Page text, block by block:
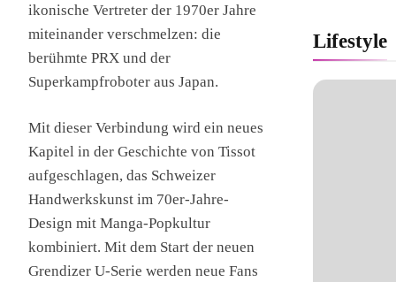
ikonische Vertreter der 1970er Jahre
miteinander verschmelzen: die
berühmte PRX und der
Superkampfroboter aus Japan.
Mit dieser Verbindung wird ein neues
Kapitel in der Geschichte von Tissot
aufgeschlagen, das Schweizer
Handwerkskunst im 70er-Jahre-
Design mit Manga-Popkultur
kombiniert. Mit dem Start der neuen
Grendizer U-Serie werden neue Fans
Lifestyle